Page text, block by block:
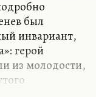
был
инвариант,
герой
из молодости,